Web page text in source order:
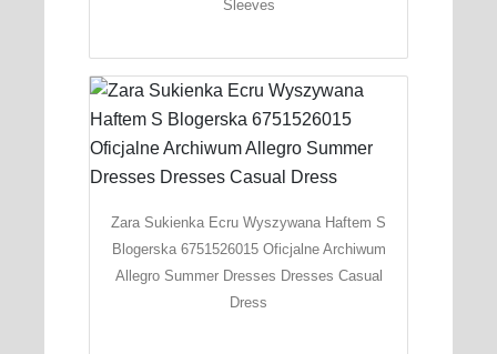
Sleeves
Zara Sukienka Ecru Wyszywana Haftem S
Blogerska 6751526015 Oficjalne Archiwum
Allegro Summer Dresses Dresses Casual
Dress